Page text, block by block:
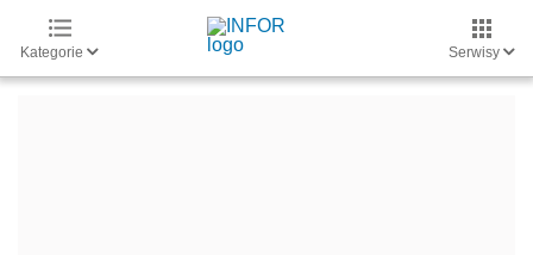
Kategorie Serwisy